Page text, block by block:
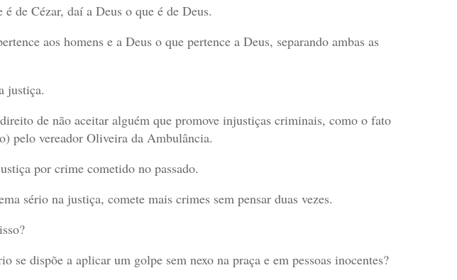
de Cézar, daí a Deus o que é de Deus.
aos homens e a Deus o que pertence a Deus, separando ambas as
justiça.
de não aceitar alguém que promove injustiças criminais, como o fato
pelo vereador Oliveira da Ambulância.
por crime cometido no passado.
sério na justiça, comete mais crimes sem pensar duas vezes.
se dispõe a aplicar um golpe sem nexo na praça e em pessoas inocentes?